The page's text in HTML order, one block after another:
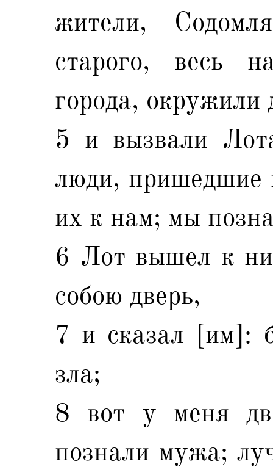
жители,
старого, весь
города, окружили
5 и вызвали
люди, пришедшие
их к нам; мы
6 Лот вышел к
собою дверь,
7 и сказал [им]:
зла;
8 вот у меня
познали мужа;